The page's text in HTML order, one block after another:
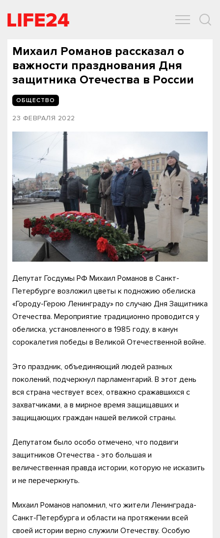
Михаил Романов рассказал о
важности празднования Дня
защитника Отечества в России
ОБЩЕСТВО
23 ФЕВРАЛЯ 2022
Депутат Госдумы РФ Михаил Романов в Санкт-
Петербурге возложил цветы к подножию обелиска
«Городу-Герою Ленинграду» по случаю Дня Защитника
Отечества. Мероприятие традиционно проводится у
обелиска, установленного в 1985 году, в канун
сорокалетия победы в Великой Отечественной войне.
Это праздник, объединяющий людей разных
поколений, подчеркнул парламентарий. В этот день
вся страна чествует всех, отважно сражавшихся с
захватчиками, а в мирное время защищавших и
защищающих граждан нашей великой страны.
Депутатом было особо отмечено, что подвиги
защитников Отечества ‑ это большая и
величественная правда истории, которую не исказить
и не перечеркнуть.
Михаил Романов напомнил, что жители Ленинграда-
Санкт-Петербурга и области на протяжении всей
своей истории верно служили Отечеству. Особую